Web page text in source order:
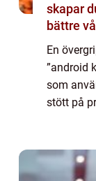
skapar
bättre
En
”android
som
stött på